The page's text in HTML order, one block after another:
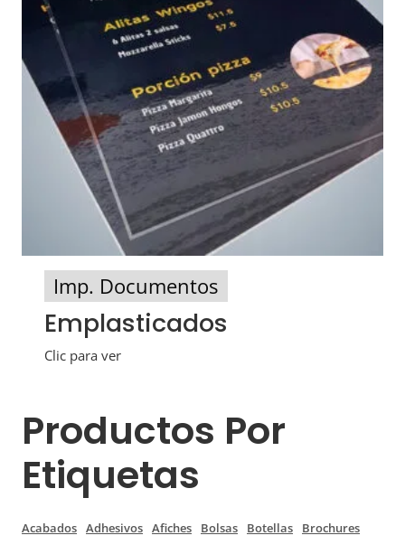
Imp. Documentos
Emplasticados
Clic para ver
Productos Por
Etiquetas
Acabados Adhesivos Afiches Bolsas Botellas
Brochures